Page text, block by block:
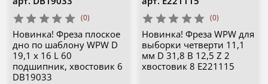
(0)
Новинка! Фреза плоское
дно по шаблону WPW D
19,1 x 16 L 60
подшипник, хвостовик 6
DB19033
(0)
Новинка! Фреза WPW для
выборки четверти 11,1
мм D 31,8 B 12,5 Z 2
хвостовик 8 E221115